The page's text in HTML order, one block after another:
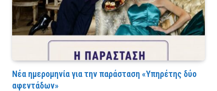
Νέα ημερομηνία για την παράσταση «Υπηρέτης δύο
αφεντάδων»